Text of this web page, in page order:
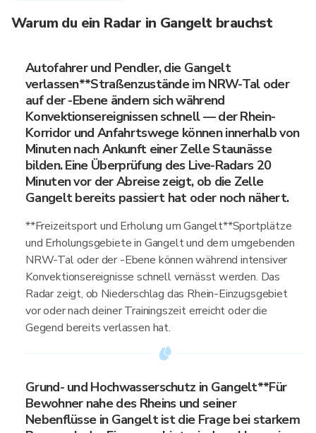
Warum du ein Radar in Gangelt brauchst
Autofahrer und Pendler, die Gangelt
verlassen**Straßenzustände im NRW-Tal oder
auf der -Ebene ändern sich während
Konvektionsereignissen schnell — der Rhein-
Korridor und Anfahrtswege können innerhalb von
Minuten nach Ankunft einer Zelle Staunässe
bilden. Eine Überprüfung des Live-Radars 20
Minuten vor der Abreise zeigt, ob die Zelle
Gangelt bereits passiert hat oder noch nähert.
**Freizeitsport und Erholung um Gangelt**Sportplätze
und Erholungsgebiete in Gangelt und dem umgebenden
NRW-Tal oder der -Ebene können während intensiver
Konvektionsereignisse schnell vernässt werden. Das
Radar zeigt, ob Niederschlag das Rhein-Einzugsgebiet
vor oder nach deiner Trainingszeit erreicht oder die
Gegend bereits verlassen hat.
Grund- und Hochwasserschutz in Gangelt**Für
Bewohner nahe des Rheins und seiner
Nebenflüsse in Gangelt ist die Frage bei starkem